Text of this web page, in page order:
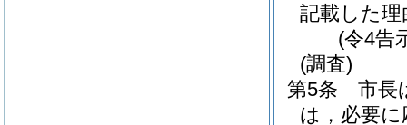
記載した理
(令4告
(調査)
第5条
市長
は，必要